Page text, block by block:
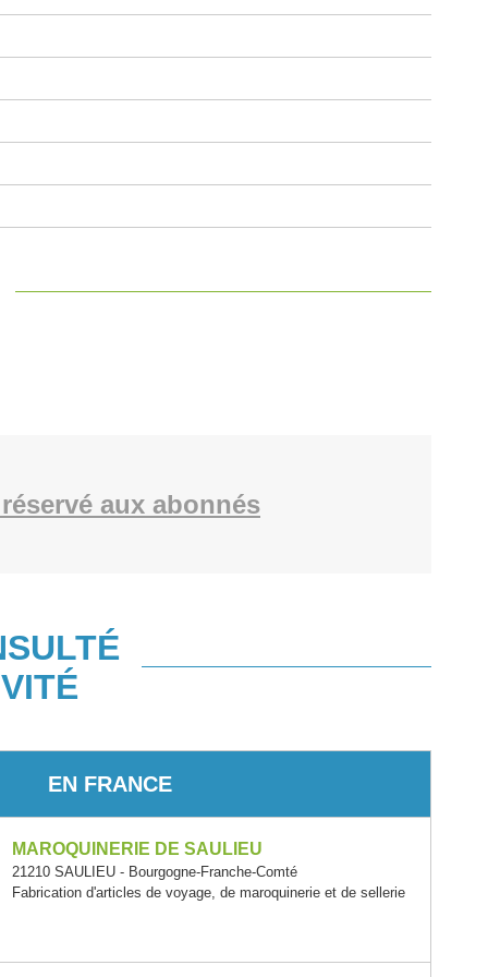
aux abonnés
EN FRANCE
MAROQUINERIE DE SAULIEU
21210 SAULIEU - Bourgogne-Franche-Comté
Fabrication d'articles de voyage, de maroquinerie et de sellerie